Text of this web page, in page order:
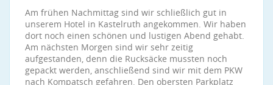
Am frühen Nachmittag sind wir schließlich gut in
unserem Hotel in Kastelruth angekommen. Wir haben
dort noch einen schönen und lustigen Abend gehabt.
Am nächsten Morgen sind wir sehr zeitig
aufgestanden, denn die Rucksäcke mussten noch
gepackt werden, anschließend sind wir mit dem PKW
nach Kompatsch gefahren. Den obersten Parkplatz